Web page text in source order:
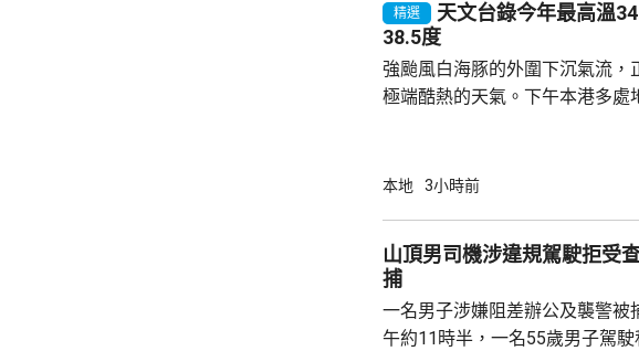
精選
天文台錄今年最高溫34.7
38.5度
強颱風白海豚的外圍下沉氣流，
極端酷熱的天氣。下午本港多處
更錄得38.5度，黃大仙、打鼓 嶺
一兩分鐘已經大汗淋漓、衣服濕
微中暑感覺，不過因為預約了球
球。亦有市民指，在街上...
本地 3小時前
山頂男司機涉違規駕駛拒受
捕
一名男子涉嫌阻差辦公及襲警被
午約11時半，一名55歲男子駕駛